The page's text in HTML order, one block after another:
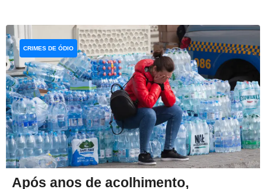
Após anos de acolhimento,
CRIMES DE ÓDIO